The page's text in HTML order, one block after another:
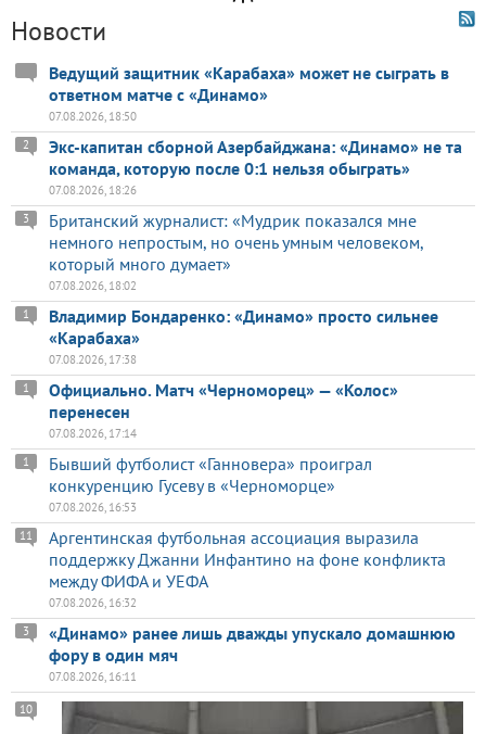
Новости
Ведущий защитник «Карабаха» может не сыграть в
ответном матче с «Динамо»
07.08.2026, 18:50
Экс-капитан сборной Азербайджана: «Динамо» не та
команда, которую после 0:1 нельзя обыграть»
2
07.08.2026, 18:26
Британский журналист: «Мудрик показался мне
немного непростым, но очень умным человеком,
который много думает»
3
07.08.2026, 18:02
Владимир Бондаренко: «Динамо» просто сильнее
«Карабаха»
1
07.08.2026, 17:38
Официально. Матч «Черноморец» — «Колос»
перенесен
1
07.08.2026, 17:14
Бывший футболист «Ганновера» проиграл
конкуренцию Гусеву в «Черноморце»
1
07.08.2026, 16:53
Аргентинская футбольная ассоциация выразила
поддержку Джанни Инфантино на фоне конфликта
между ФИФА и УЕФА
11
07.08.2026, 16:32
«Динамо» ранее лишь дважды упускало домашнюю
фору в один мяч
3
07.08.2026, 16:11
10